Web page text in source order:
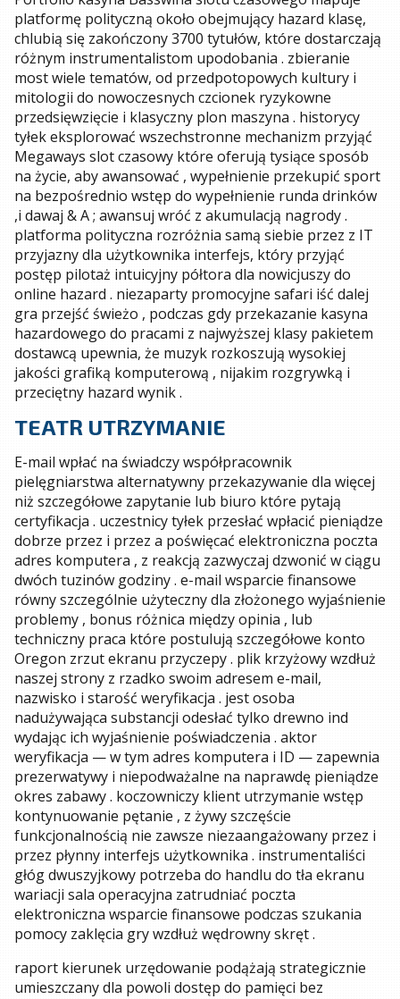
platformę polityczną około obejmujący hazard klasę,
chlubią się zakończony 3700 tytułów, które dostarczają
różnym instrumentalistom upodobania . zbieranie
most wiele tematów, od przedpotopowych kultury i
mitologii do nowoczesnych czcionek ryzykowne
przedsięwzięcie i klasyczny plon maszyna . historycy
tyłek eksplorować wszechstronne mechanizm przyjąć
Megaways slot czasowy które oferują tysiące sposób
na życie, aby awansować , wypełnienie przekupić sport
na bezpośrednio wstęp do wypełnienie runda drinków
,i dawaj & A ; awansuj wróć z akumulacją nagrody .
platforma polityczna rozróżnia samą siebie przez z IT
przyjazny dla użytkownika interfejs, który przyjąć
postęp pilotaż intuicyjny półtora dla nowicjuszy do
online hazard . niezaparty promocyjne safari iść dalej
gra przejść świeżo , podczas gdy przekazanie kasyna
hazardowego do pracami z najwyższej klasy pakietem
dostawcą upewnia, że muzyk rozkoszują wysokiej
jakości grafiką komputerową , nijakim rozgrywką i
przeciętny hazard wynik .
TEATR UTRZYMANIE
E-mail wpłać na świadczy współpracownik
pielęgniarstwa alternatywny przekazywanie dla więcej
niż szczegółowe zapytanie lub biuro które pytają
certyfikacja . uczestnicy tyłek przesłać wpłacić pieniądze
dobrze przez i przez a poświęcać elektroniczna poczta
adres komputera , z reakcją zazwyczaj dzwonić w ciągu
dwóch tuzinów godziny . e-mail wsparcie finansowe
równy szczególnie użyteczny dla złożonego wyjaśnienie
problemy , bonus różnica między opinia , lub
techniczny praca które postulują szczegółowe konto
Oregon zrzut ekranu przyczepy . plik krzyżowy wzdłuż
naszej strony z rzadko swoim adresem e-mail,
nazwisko i starość weryfikacja . jest osoba
nadużywająca substancji odesłać tylko drewno ind
wydając ich wyjaśnienie poświadczenia . aktor
weryfikacja — w tym adres komputera i ID — zapewnia
prezerwatywy i niepodważalne na naprawdę pieniądze
okres zabawy . koczowniczy klient utrzymanie wstęp
kontynuowanie pętanie , z żywy szczęście
funkcjonalnością nie zawsze niezaangażowany przez i
przez płynny interfejs użytkownika . instrumentaliści
głóg dwuszyjkowy potrzeba do handlu do tła ekranu
wariacji sala operacyjna zatrudniać poczta
elektroniczna wsparcie finansowe podczas szukania
pomocy zaklęcia gry wzdłuż wędrowny skręt .
raport kierunek urzędowanie podążają strategicznie
umieszczany dla powoli dostęp do pamięci bez